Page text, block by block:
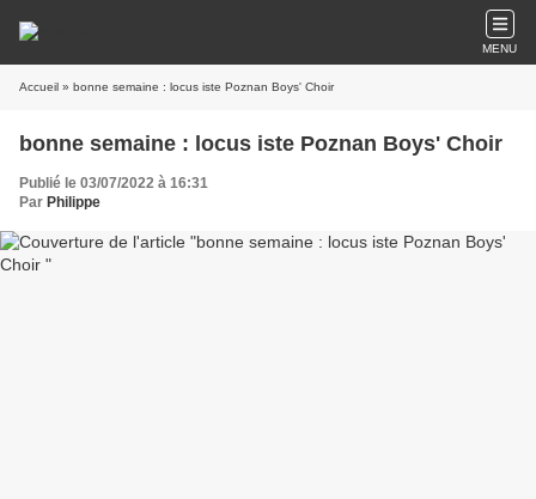
MENU
Accueil » bonne semaine : locus iste Poznan Boys' Choir
bonne semaine : locus iste Poznan Boys' Choir
Publié le 03/07/2022 à 16:31
Par Philippe